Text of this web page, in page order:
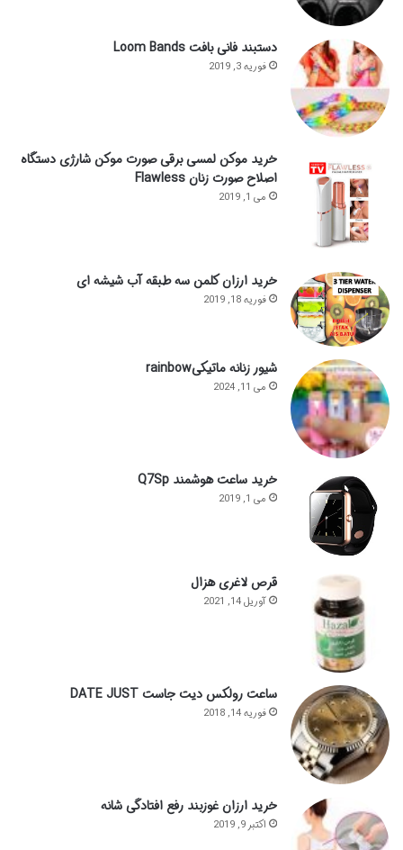
دستبند فانی بافت Loom Bands
فوریه 3, 2019
خرید موکن لمسی برقی صورت موکن شارژی دستگاه
اصلاح صورت زنان Flawless
می 1, 2019
خرید ارزان کلمن سه طبقه آب شیشه ای
فوریه 18, 2019
شیور زنانه ماتیکیrainbow
می 11, 2024
خرید ساعت هوشمند Q7Sp
می 1, 2019
قرص لاغری هزال
آوریل 14, 2021
ساعت رولکس دیت جاست DATE JUST
فوریه 14, 2018
خرید ارزان غوزبند رفع افتادگی شانه
اکتبر 9, 2019